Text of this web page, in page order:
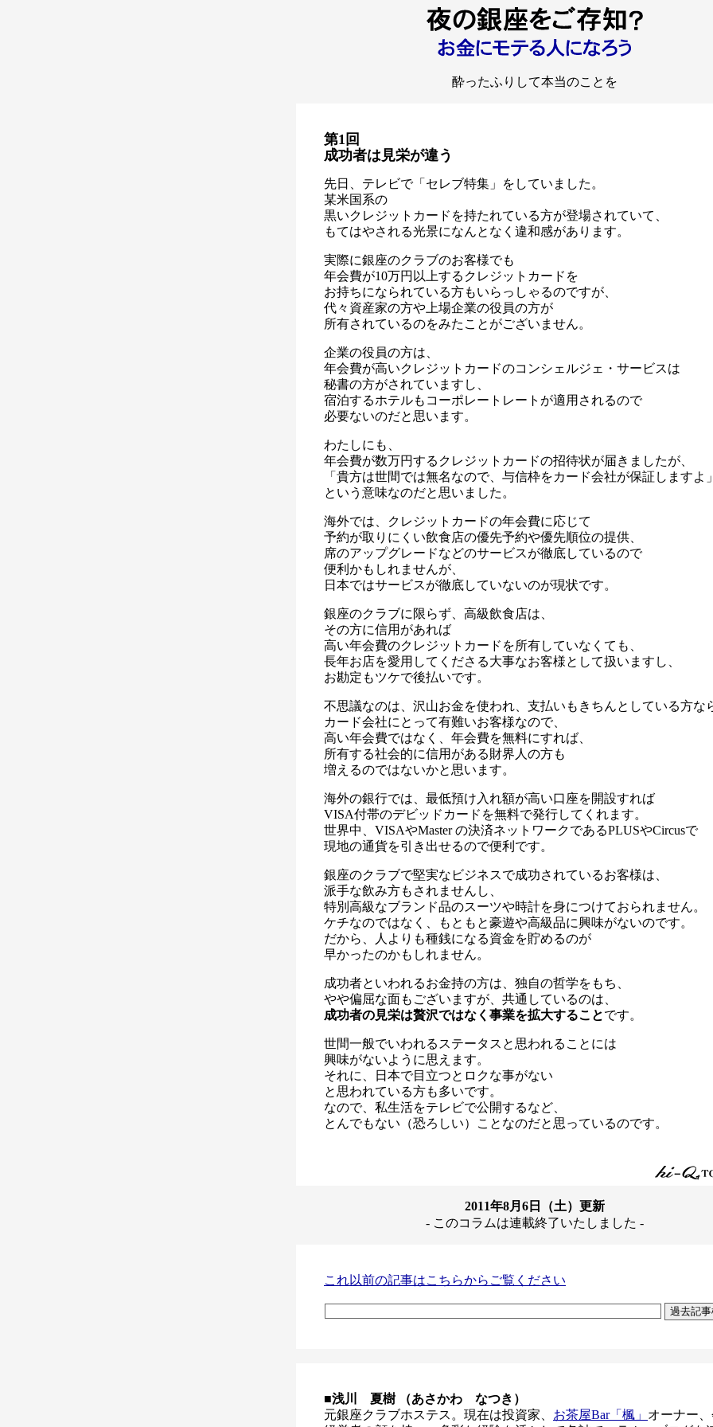
酔ったふりして本当のことを
第1回
成功者は見栄が違う
先日、テレビで「セレブ特集」をしていました。
某米国系の
黒いクレジットカードを持たれている方が登場されていて、
もてはやされる光景になんとなく違和感があります。
実際に銀座のクラブのお客様でも
年会費が10万円以上するクレジットカードを
お持ちになられている方もいらっしゃるのですが、
代々資産家の方や上場企業の役員の方が
所有されているのをみたことがございません。
企業の役員の方は、
年会費が高いクレジットカードのコンシェルジェ・サービスは
秘書の方がされていますし、
宿泊するホテルもコーポレートレートが適用されるので
必要ないのだと思います。
わたしにも、
年会費が数万円するクレジットカードの招待状が届きましたが、
「貴方は世間では無名なので、与信枠をカード会社が保証しますよ
という意味なのだと思いました。
海外では、クレジットカードの年会費に応じて
予約が取りにくい飲食店の優先予約や優先順位の提供、
席のアップグレードなどのサービスが徹底しているので
便利かもしれませんが、
日本ではサービスが徹底していないのが現状です。
銀座のクラブに限らず、高級飲食店は、
その方に信用があれば
高い年会費のクレジットカードを所有していなくても、
長年お店を愛用してくださる大事なお客様として扱いますし、
お勘定もツケで後払いです。
不思議なのは、沢山お金を使われ、支払いもきちんとしている方な
カード会社にとって有難いお客様なので、
高い年会費ではなく、年会費を無料にすれば、
所有する社会的に信用がある財界人の方も
増えるのではないかと思います。
海外の銀行では、最低預け入れ額が高い口座を開設すれば
VISA付帯のデビッドカードを無料で発行してくれます。
世界中、VISAやMaster の決済ネットワークであるPLUSやCircusで
現地の通貨を引き出せるので便利です。
銀座のクラブで堅実なビジネスで成功されているお客様は、
派手な飲み方もされませんし、
特別高級なブランド品のスーツや時計を身につけておられません。
ケチなのではなく、もともと豪遊や高級品に興味がないのです。
だから、人よりも種銭になる資金を貯めるのが
早かったのかもしれません。
成功者といわれるお金持の方は、独自の哲学をもち、
やや偏屈な面もございますが、共通しているのは、
成功者の見栄は贅沢ではなく事業を拡大することです。
世間一般でいわれるステータスと思われることには
興味がないように思えます。
それに、日本で目立つとロクな事がない
と思われている方も多いです。
なので、私生活をテレビで公開するなど、
とんでもない（恐ろしい）ことなのだと思っているのです。
2011年8月6日（土）更新
- このコラムは連載終了いたしました -
これ以前の記事はこちらからご覧ください
■浅川 夏樹 （あさかわ なつき）
元銀座クラブホステス。現在は投資家、 お茶屋Bar「楓」 オーナー